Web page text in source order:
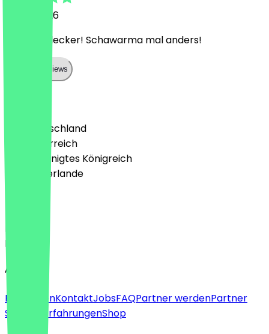
6. Juni 2026
War sehr lecker! Schawarma mal anders!
Show all reviews
🇩🇪 Deutschland
🇦🇹 Österreich
🇬🇧 Vereinigtes Königreich
🇳🇱 Niederlande
Deutsch
English
About
Für FirmenKontaktJobsFAQPartner werdenPartner
Support
ErfahrungenShop